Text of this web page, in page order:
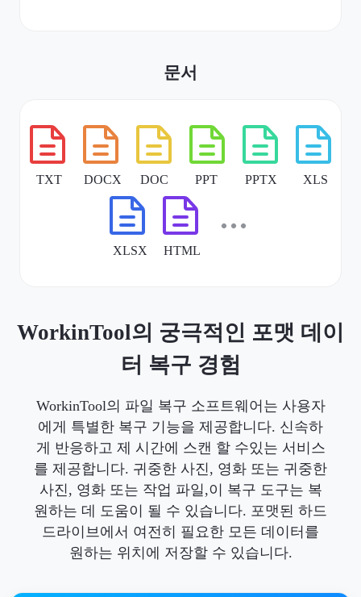
문서
WorkinTool의 궁극적인 포맷 데이
터 복구 경험
WorkinTool의 파일 복구 소프트웨어는 사용자
에게 특별한 복구 기능을 제공합니다. 신속하
게 반응하고 제 시간에 스캔 할 수있는 서비스
를 제공합니다. 귀중한 사진, 영화 또는 귀중한
사진, 영화 또는 작업 파일,이 복구 도구는 복
원하는 데 도움이 될 수 있습니다. 포맷된 하드
드라이브에서 여전히 필요한 모든 데이터를
원하는 위치에 저장할 수 있습니다.